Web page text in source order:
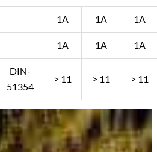
1A 1A 1A
1A 1A 1A
DIN-
51354
> 11 > 11 > 11